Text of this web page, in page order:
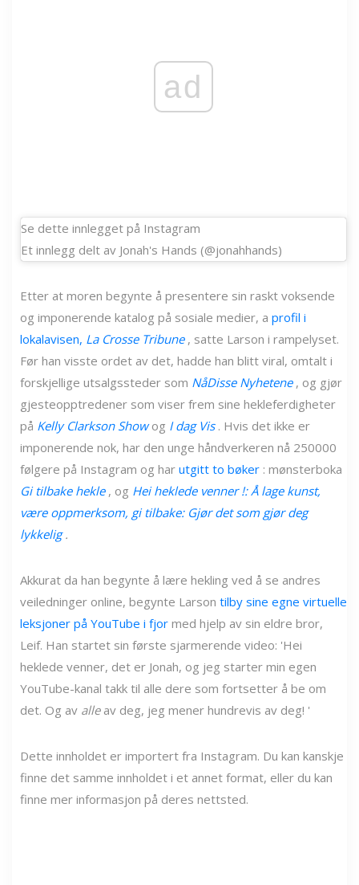
ad
Se dette innlegget på Instagram
Et innlegg delt av Jonah's Hands (@jonahhands)
Etter at moren begynte å presentere sin raskt voksende
og imponerende katalog på sosiale medier, a profil i
lokalavisen, La Crosse Tribune , satte Larson i rampelyset.
Før han visste ordet av det, hadde han blitt viral, omtalt i
forskjellige utsalgssteder som NåDisse Nyhetene , og gjør
gjesteopptredener som viser frem sine hekleferdigheter
på Kelly Clarkson Show og I dag Vis . Hvis det ikke er
imponerende nok, har den unge håndverkeren nå 250000
følgere på Instagram og har utgitt to bøker : mønsterboka
Gi tilbake hekle , og Hei heklede venner !: Å lage kunst,
være oppmerksom, gi tilbake: Gjør det som gjør deg
lykkelig .
Akkurat da han begynte å lære hekling ved å se andres
veiledninger online, begynte Larson tilby sine egne virtuelle
leksjoner på YouTube i fjor med hjelp av sin eldre bror,
Leif. Han startet sin første sjarmerende video: 'Hei
heklede venner, det er Jonah, og jeg starter min egen
YouTube-kanal takk til alle dere som fortsetter å be om
det. Og av alleav deg, jeg mener hundrevis av deg! '
Dette innholdet er importert fra Instagram. Du kan kanskje
finne det samme innholdet i et annet format, eller du kan
finne mer informasjon på deres nettsted.